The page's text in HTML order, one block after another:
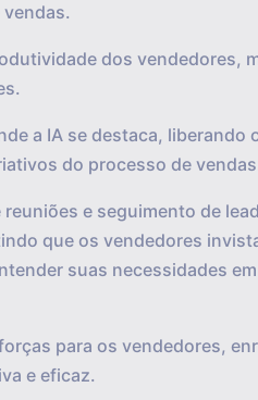
dos vendedores,
a IA se destaca, liberando
do processo de
e seguimento de
que os vendedores
suas necessidades
para os vendedores,
e eficaz.